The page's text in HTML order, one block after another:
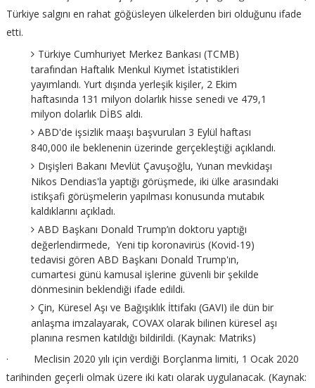
Türkiye salgını en rahat göğüsleyen ülkelerden biri olduğunu ifade
etti.
Türkiye Cumhuriyet Merkez Bankası (TCMB)
tarafından Haftalık Menkul Kıymet İstatistikleri
yayımlandı. Yurt dışında yerleşik kişiler, 2 Ekim
haftasında 131 milyon dolarlık hisse senedi ve 479,1
milyon dolarlık DİBS aldı.
ABD'de işsizlik maaşı başvuruları 3 Eylül haftası
840,000 ile beklenenin üzerinde gerçekleştiği açıklandı.
Dışişleri Bakanı Mevlüt Çavuşoğlu, Yunan mevkidaşı
Nikos Dendias'la yaptığı görüşmede, iki ülke arasındaki
istikşafi görüşmelerin yapılması konusunda mutabık
kaldıklarını açıkladı.
ABD Başkanı Donald Trump’ın doktoru yaptığı
değerlendirmede, Yeni tip koronavirüs (Kovid-19)
tedavisi gören ABD Başkanı Donald Trump'ın,
cumartesi günü kamusal işlerine güvenli bir şekilde
dönmesinin beklendiği ifade edildi.
Çin, Küresel Aşı ve Bağışıklık İttifakı (GAVI) ile dün bir
anlaşma imzalayarak, COVAX olarak bilinen küresel aşı
planına resmen katıldığı bildirildi. (Kaynak: Matriks)
· Meclisin 2020 yılı için verdiği Borçlanma limiti, 1 Ocak 2020
tarihinden geçerli olmak üzere iki katı olarak uygulanacak. (Kaynak: